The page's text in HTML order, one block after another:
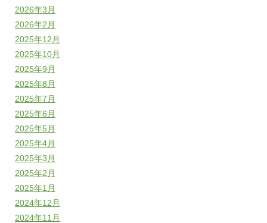
2026年3月
2026年2月
2025年12月
2025年10月
2025年9月
2025年8月
2025年7月
2025年6月
2025年5月
2025年4月
2025年3月
2025年2月
2025年1月
2024年12月
2024年11月